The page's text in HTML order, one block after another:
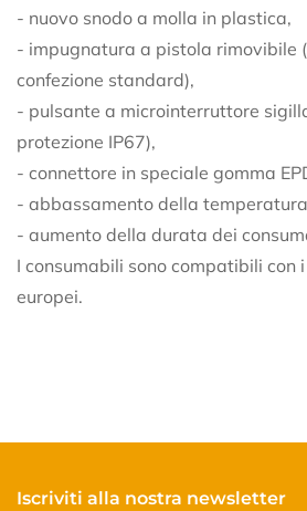
- nuovo snodo a molla in plastica,
- impugnatura a pistola rimovibile
confezione standard),
- pulsante a microinterruttore
protezione IP67),
- connettore in speciale gomma
- abbassamento della
- aumento della durata dei
I consumabili sono compatibili con
europei.
Iscriviti alla nostra newsletter
No, I'm not